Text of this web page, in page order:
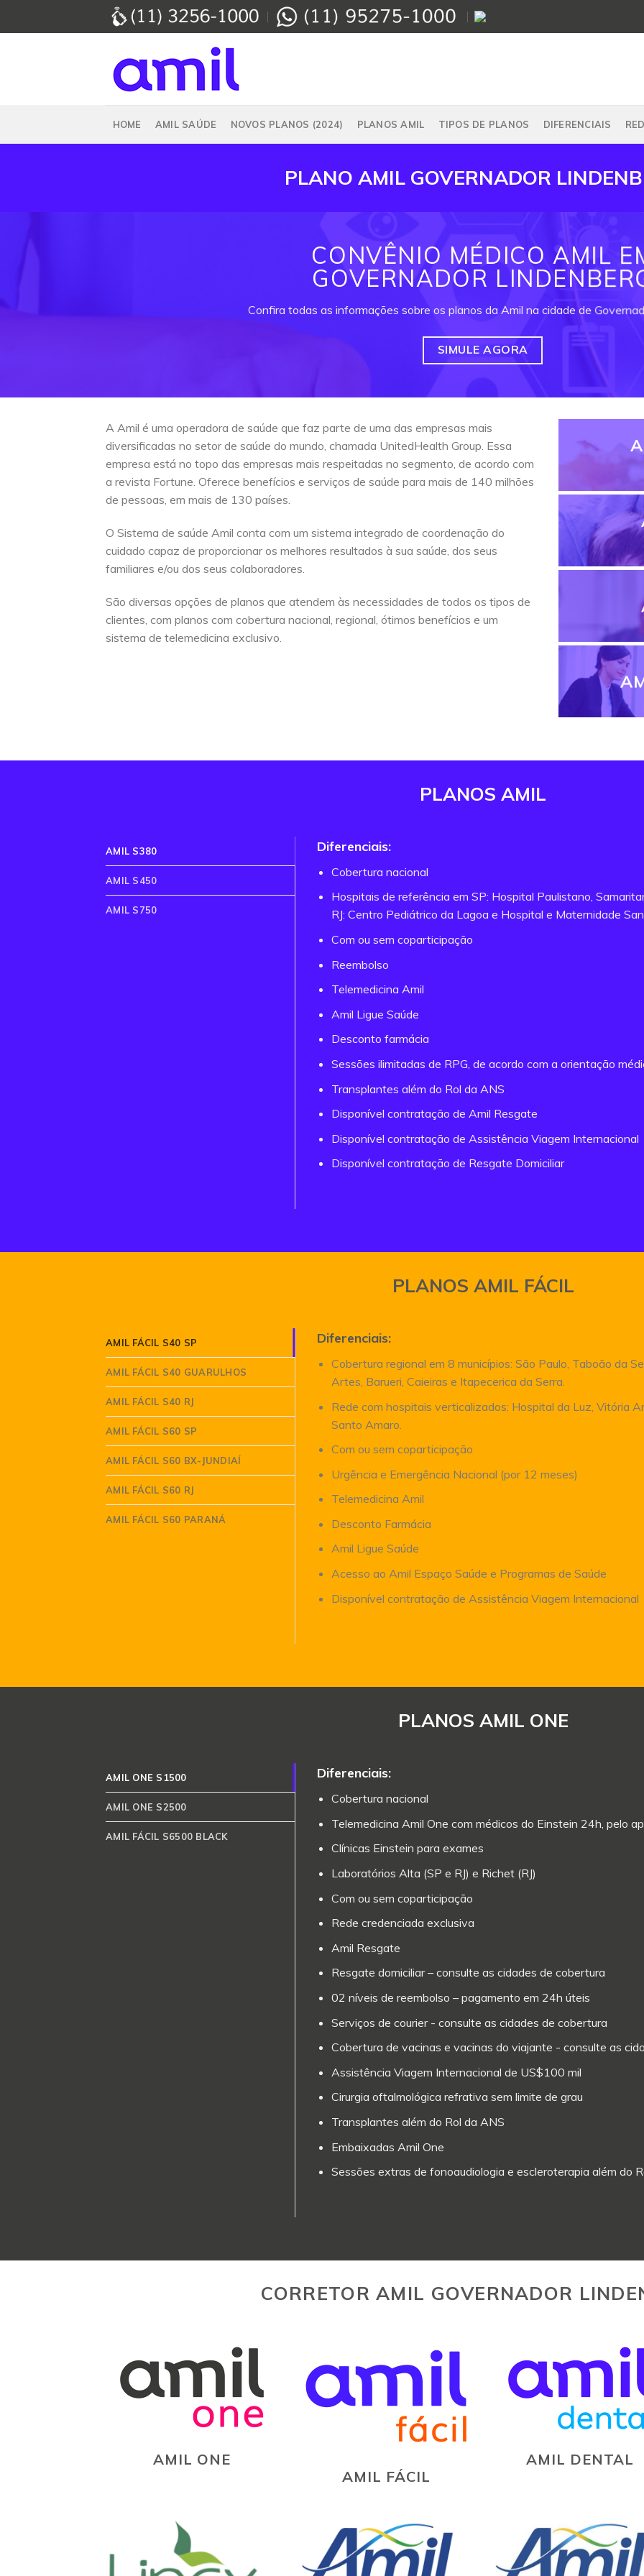
HOME AMIL SAÚDE NOVOS PLANOS (2024) PLANOS AMIL TIPOS DE PLANOS DIFERENCIAIS
PLANO AMIL GOVERNADOR
CONVÊNIO MÉDICO AMIL
GOVERNADOR
Confira todas as informações sobre os planos da Amil na cidade de
SIMULE AGORA
A Amil é uma operadora de saúde que faz parte de uma das empresas mais
diversificadas no setor de saúde do mundo, chamada UnitedHealth Group. Essa
empresa está no topo das empresas mais respeitadas no segmento, de acordo com
a revista Fortune. Oferece benefícios e serviços de saúde para mais de 140 milhões
de pessoas, em mais de 130 países.
O Sistema de saúde Amil conta com um sistema integrado de coordenação do
cuidado capaz de proporcionar os melhores resultados à sua saúde, dos seus
familiares e/ou dos seus colaboradores.
São diversas opções de planos que atendem às necessidades de todos os tipos de
clientes, com planos com cobertura nacional, regional, ótimos benefícios e um
sistema de telemedicina exclusivo.
PLANOS AMIL
AMIL S380
AMIL S450
AMIL S750
Diferenciais:
Cobertura nacional
Hospitais de referência em SP: Hospital Paulistano,
RJ: Centro Pediátrico da Lagoa e Hospital e Maternidade
Com ou sem coparticipação
Reembolso
Telemedicina Amil
Amil Ligue Saúde
Desconto farmácia
Sessões ilimitadas de RPG, de acordo com a orientação
Transplantes além do Rol da ANS
Disponível contratação de Amil Resgate
Disponível contratação de Assistência Viagem Internacional
Disponível contratação de Resgate Domiciliar
PLANOS AMIL FÁCIL
AMIL FÁCIL S40 SP
AMIL FÁCIL S40 GUARULHOS
AMIL FÁCIL S40 RJ
AMIL FÁCIL S60 SP
AMIL FÁCIL S60 BX-JUNDIAÍ
AMIL FÁCIL S60 RJ
AMIL FÁCIL S60 PARANÁ
Diferenciais:
Cobertura regional em 8 municípios: São Paulo, Taboão da
Artes, Barueri, Caieiras e Itapecerica da Serra.
Rede com hospitais verticalizados: Hospital da Luz, Vitória
Santo Amaro.
Com ou sem coparticipação
Urgência e Emergência Nacional (por 12 meses)
Telemedicina Amil
Desconto Farmácia
Amil Ligue Saúde
Acesso ao Amil Espaço Saúde e Programas de Saúde
Disponível contratação de Assistência Viagem Internacional
PLANOS AMIL ONE
AMIL ONE S1500
AMIL ONE S2500
AMIL FÁCIL S6500 BLACK
Diferenciais:
Cobertura nacional
Telemedicina Amil One com médicos do Einstein 24h, pelo
Clínicas Einstein para exames
Laboratórios Alta (SP e RJ) e Richet (RJ)
Com ou sem coparticipação
Rede credenciada exclusiva
Amil Resgate
Resgate domiciliar – consulte as cidades de cobertura
02 níveis de reembolso – pagamento em 24h úteis
Serviços de courier - consulte as cidades de cobertura
Cobertura de vacinas e vacinas do viajante - consulte as
Assistência Viagem Internacional de US$100 mil
Cirurgia oftalmológica refrativa sem limite de grau
Transplantes além do Rol da ANS
Embaixadas Amil One
Sessões extras de fonoaudiologia e escleroterapia além do
CORRETOR AMIL GOVERNADOR
AMIL ONE
AMIL FÁCIL
AMIL DENTAL